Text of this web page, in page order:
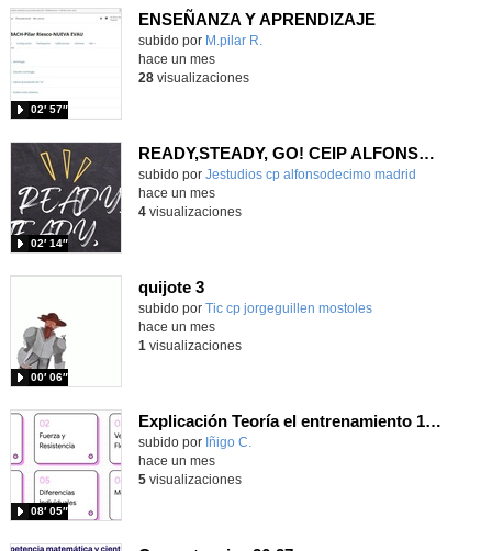
ENSEÑANZA Y APRENDIZAJE
Contenido educativo.
subido por M.pilar R.
02′ 57″
hace un mes
28visualizaciones
READY,STEADY, GO! CEIP ALFONSO X EL SABIO
Contenido educativo.
subido por Jestudios cp alfonsodecimo madrid
02′ 14″
hace un mes
4visualizaciones
quijote 3
subido por Tic cp jorgeguillen mostoles
00′ 06″
-
hace un mes
1 visualizaciones
Explicación Teoría el entrenamiento 1º Bachillerato (IA)
Contenido educativo.
subido por Iñigo C.
08′ 05″
hace un mes
5visualizaciones